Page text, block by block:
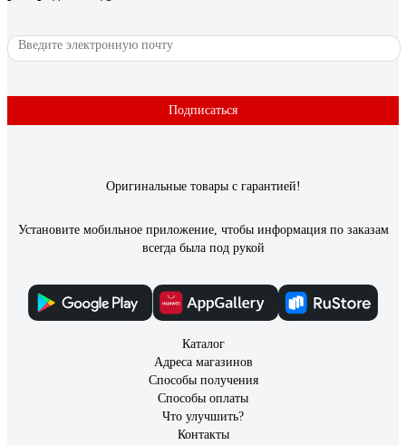
Подписаться
Оригинальные товары с гарантией!
Установите мобильное приложение, чтобы информация по заказам
всегда была под рукой
Каталог
Адреса магазинов
Способы получения
Способы оплаты
Что улучшить?
Контакты